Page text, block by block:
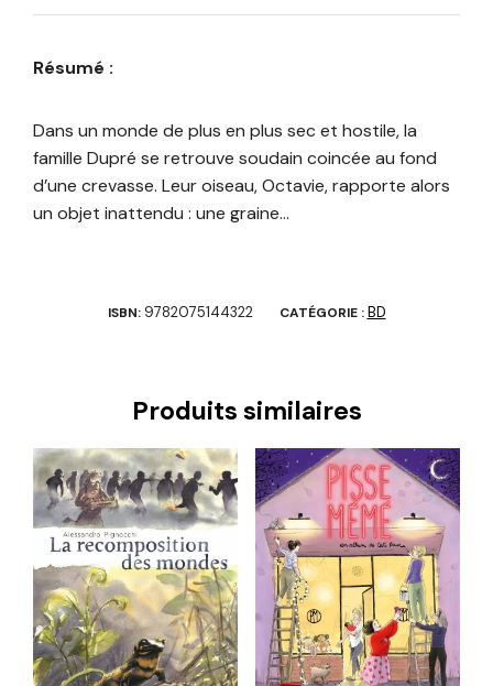
Résumé :
Dans un monde de plus en plus sec et hostile, la
famille Dupré se retrouve soudain coincée au fond
d’une crevasse. Leur oiseau, Octavie, rapporte alors
un objet inattendu : une graine…
ISBN: 9782075144322 CATÉGORIE :BD
Produits similaires